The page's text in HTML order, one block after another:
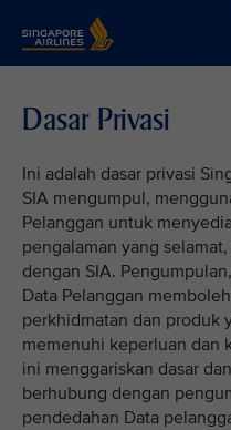
Dasar Privasi
Ini adalah dasar privasi
SIA mengumpul,
Pelanggan untuk
pengalaman yang
dengan SIA.
Data Pelanggan
perkhidmatan dan produk
memenuhi keperluan dan
ini menggariskan dasar
berhubung dengan
pendedahan Data